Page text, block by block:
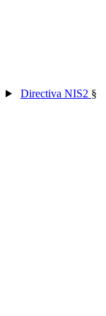
Directiva NIS2 §